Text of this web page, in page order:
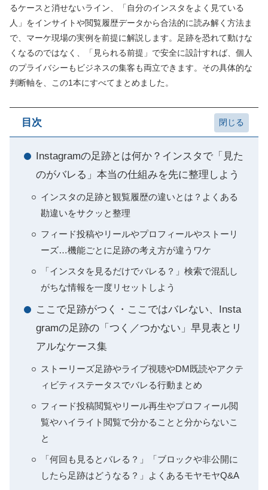
るケースと消せないライン、「自分のインスタをよく見ている
人」をインサイトや閲覧履歴データから合法的に読み解く方法ま
で、マーケ現場の実例を前提に解説します。足跡を恐れて動けな
くなるのではなく、「見られる前提」で安全に設計すれば、個人
のプライバシーもビジネスの集客も両立できます。その具体的な
判断軸を、この1本にすべてまとめました。
目次
Instagramの足跡とは何か？インスタで「見た
のがバレる」本当の仕組みを先に整理しよう
インスタの足跡と観覧履歴の違いとは？よくある
勘違いをサクッと整理
フィード投稿やリールやプロフィールやストーリ
ーズ…機能ごとに足跡の考え方が違うワケ
「インスタを見るだけでバレる？」検索で混乱し
がちな情報を一度リセットしよう
ここで足跡がつく・ここではバレない、Insta
gramの足跡の「つく／つかない」早見表とリ
アルなケース集
ストーリーズ足跡やライブ視聴やDM既読やアクテ
ィビティステータスでバレる行動まとめ
フィード投稿閲覧やリール再生やプロフィール閲
覧やハイライト閲覧で分かることと分からないこ
と
「何回も見るとバレる？」「ブロックや非公開に
したら足跡はどうなる？」よくあるモヤモヤQ&A